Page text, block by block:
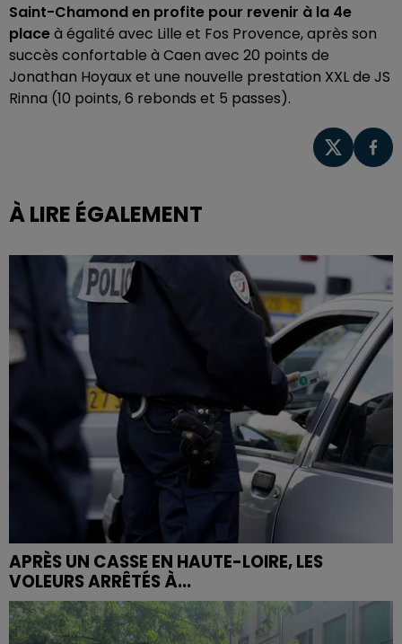
Saint-Chamond en profite pour revenir à la 4e
placeà égalité avec Lille et Fos Provence, après son
succès confortable à Caen avec 20 points de
Jonathan Hoyaux et une nouvelle prestation XXL de JS
Rinna (10 points, 6 rebonds et 5 passes).
À LIRE ÉGALEMENT
APRÈS UN CASSE EN HAUTE-LOIRE, LES
VOLEURS ARRÊTÉS À...